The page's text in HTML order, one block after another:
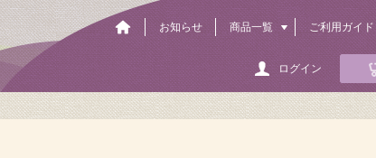
お知らせ 商品一覧 ご利用ガイド
ログイン